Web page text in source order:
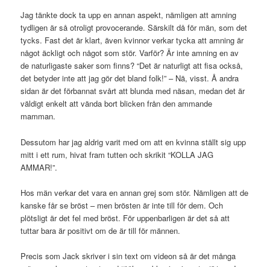
Jag tänkte dock ta upp en annan aspekt, nämligen att amning
tydligen är så otroligt provocerande. Särskilt då för män, som det
tycks. Fast det är klart, även kvinnor verkar tycka att amning är
något äckligt och något som stör. Varför? Är inte amning en av
de naturligaste saker som finns? “Det är naturligt att fisa också,
det betyder inte att jag gör det bland folk!” – Nä, visst. Å andra
sidan är det förbannat svårt att blunda med näsan, medan det är
väldigt enkelt att vända bort blicken från den ammande
mamman.
Dessutom har jag aldrig varit med om att en kvinna ställt sig upp
mitt i ett rum, hivat fram tutten och skrikit “KOLLA JAG
AMMAR!”.
Hos män verkar det vara en annan grej som stör. Nämligen att de
kanske får se bröst – men brösten är inte till för dem. Och
plötsligt är det fel med bröst. För uppenbarligen är det så att
tuttar bara är positivt om de är till för männen.
Precis som Jack skriver i sin text om videon så är det många